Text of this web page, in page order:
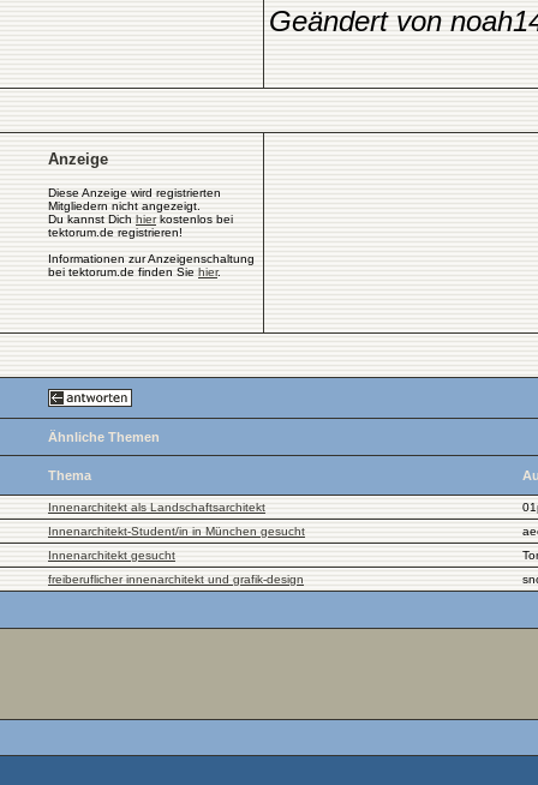
Geändert von
Anzeige
Diese Anzeige wird registrierten
Mitgliedern nicht angezeigt.
Du kannst Dich hierkostenlos bei
tektorum.de registrieren!
Informationen zur Anzeigenschaltung
bei tektorum.de finden Sie hier.
Ähnliche Themen
Thema
Innenarchitekt als Landschaftsarchitekt
Innenarchitekt-Student/in in München gesucht
Innenarchitekt gesucht
freiberuflicher innenarchitekt und grafik-design